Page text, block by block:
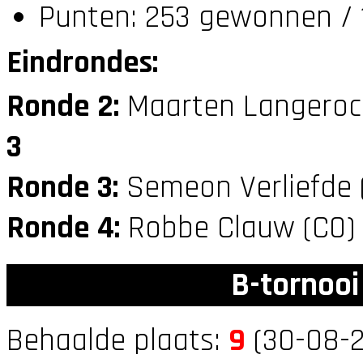
Punten: 253 gewonnen /
Eindrondes:
Ronde 2: Maarten
3
Ronde 3: Semeon
Ronde 4: Robbe Clauw (C0)
B-
Behaalde plaats: 9 (30-08-